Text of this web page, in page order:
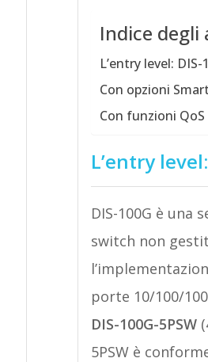
Indice
L’entry level: DIS-
Con opzioni
Con funzioni
L’entry
DIS-100G è
switch non
porte 10/100/
DIS-100G-5PSW
5PSW è